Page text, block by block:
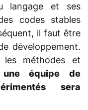
langage et ses
codes stables
il faut être
développement.
les méthodes et
équipe de
sera